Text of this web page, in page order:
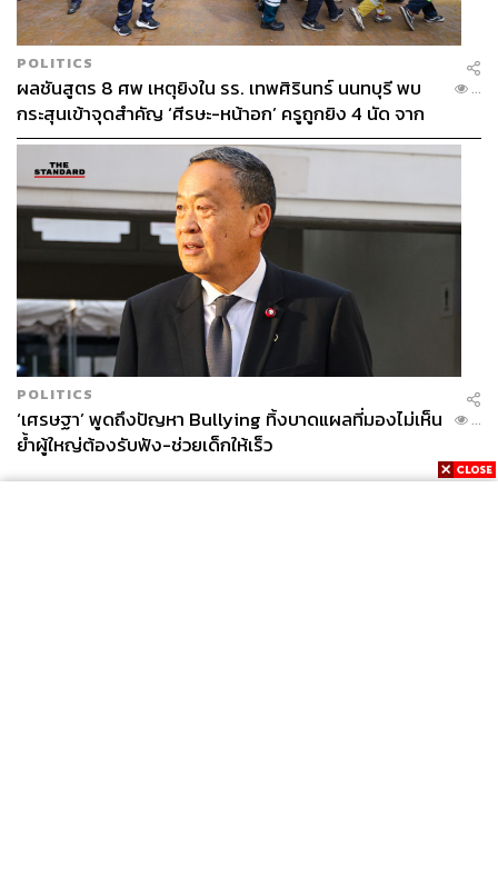
POLITICS
ผลชันสูตร 8 ศพ เหตุยิงใน รร. เทพศิรินทร์ นนทบุรี พบ
กระสุนเข้าจุดสำคัญ ‘ศีรษะ-หน้าอก’ ครูถูกยิง 4 นัด จาก
ระยะไกล
...
POLITICS
‘เศรษฐา’ พูดถึงปัญหา Bullying ทิ้งบาดแผลที่มองไม่เห็น
ย้ำผู้ใหญ่ต้องรับฟัง-ช่วยเด็กให้เร็ว
...